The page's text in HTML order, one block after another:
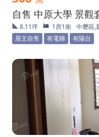
自售 中原大學 景觀
8.11坪 1房1衛 中壢區,
屋主自售
有電梯 有陽台